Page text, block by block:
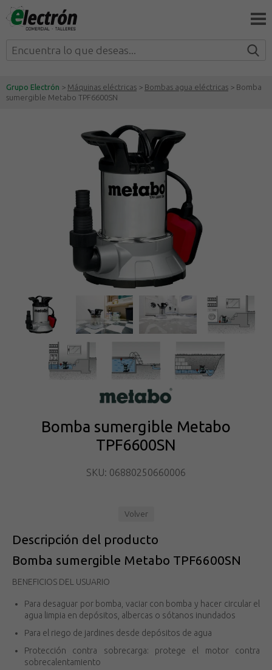
Grupo Electrón > Máquinas eléctricas > Bombas agua eléctricas > Bomba
sumergible Metabo TPF6600SN
Bomba sumergible Metabo
TPF6600SN
SKU: 06880250660006
Volver
Descripción del producto
Bomba sumergible Metabo TPF6600SN
BENEFICIOS DEL USUARIO
Para desaguar por bomba, vaciar con bomba y hacer circular el
agua limpia en depósitos, albercas o sótanos inundados
Para el riego de jardines desde depósitos de agua
Protección contra sobrecarga: protege el motor contra
sobrecalentamiento